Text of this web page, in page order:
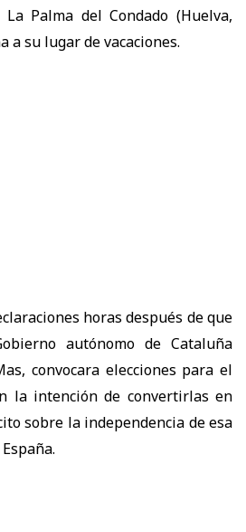
Palma del Condado (Huelva,
a su lugar de vacaciones.
horas después de que
autónomo de Cataluña
convocara elecciones para el
la intención de convertirlas en
sobre la independencia de esa